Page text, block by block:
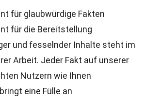
für glaubwürdige Fakten
für die Bereitstellung
und fesselnder Inhalte steht im
Arbeit. Jeder Fakt auf unserer
Nutzern wie Ihnen
eine Fülle an